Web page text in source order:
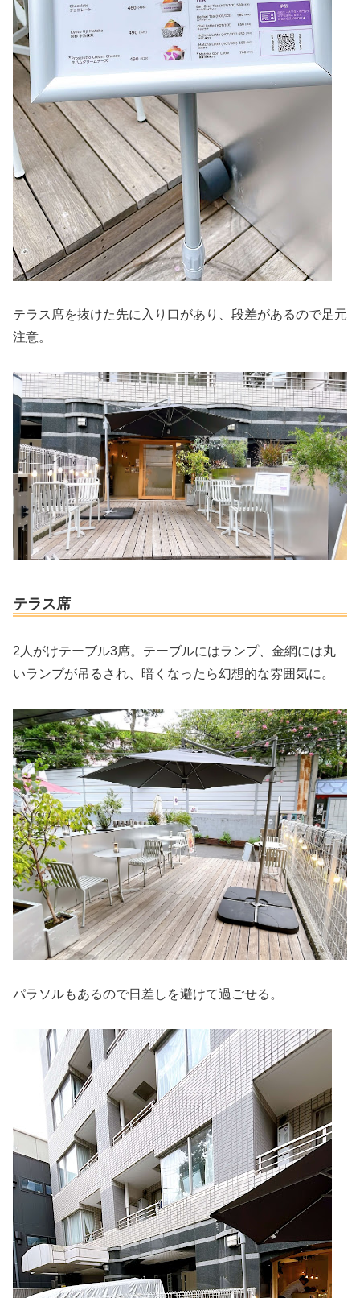
テラス席を抜けた先に入り口があり、段差があるので足元
注意。
テラス席
2人がけテーブル3席。テーブルにはランプ、金網には丸
いランプが吊るされ、暗くなったら幻想的な雰囲気に。
パラソルもあるので日差しを避けて過ごせる。